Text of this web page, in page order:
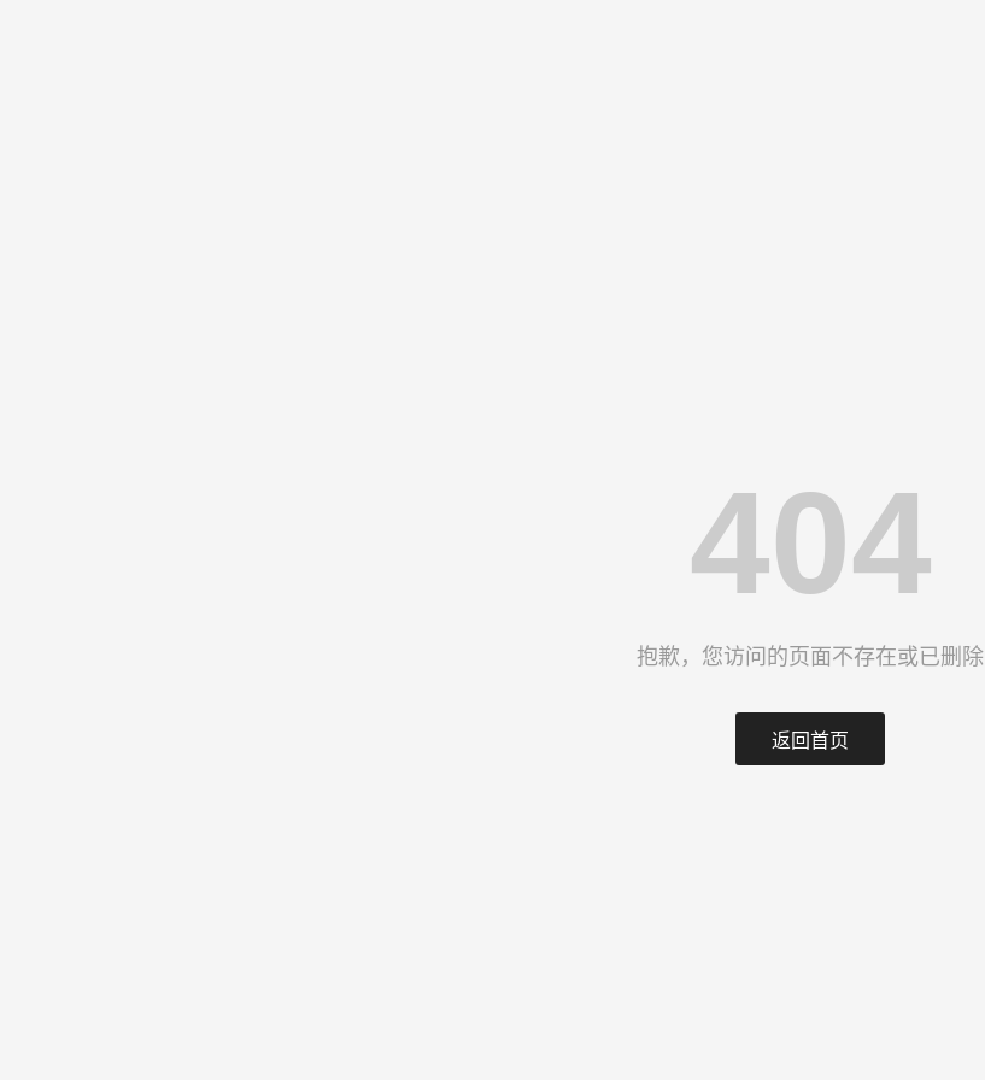
404
抱歉，您访问的页面不存在或已删除
返回首页